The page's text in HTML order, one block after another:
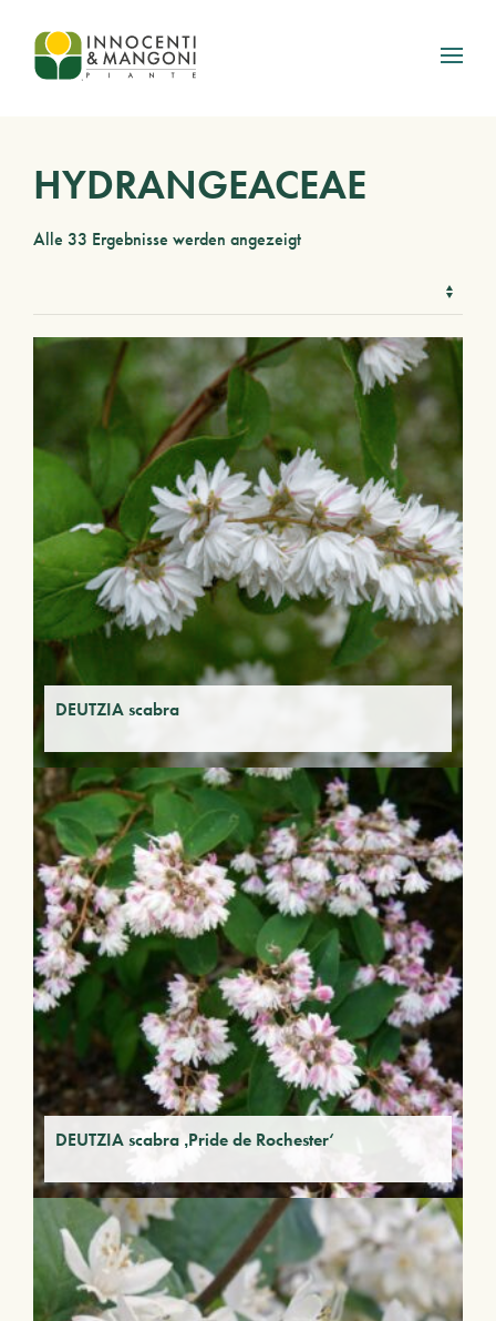
Skip to main content
HYDRANGEACEAE
Alle 33 Ergebnisse werden angezeigt
DEUTZIA scabra
DEUTZIA scabra ‚Pride de Rochester‘